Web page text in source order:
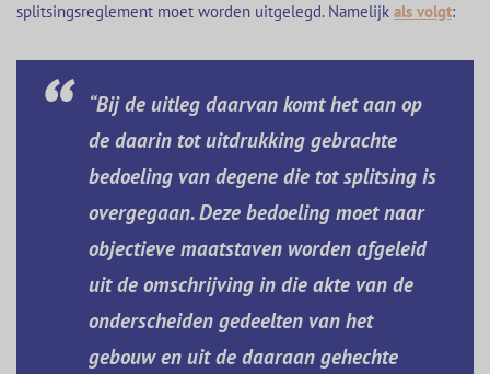
splitsingsreglement moet worden uitgelegd. Namelijk als volgt:
“Bij de uitleg daarvan komt het aan op
de daarin tot uitdrukking gebrachte
bedoeling van degene die tot splitsing is
overgegaan. Deze bedoeling moet naar
objectieve maatstaven worden afgeleid
uit de omschrijving in die akte van de
onderscheiden gedeelten van het
gebouw en uit de daaraan gehechte